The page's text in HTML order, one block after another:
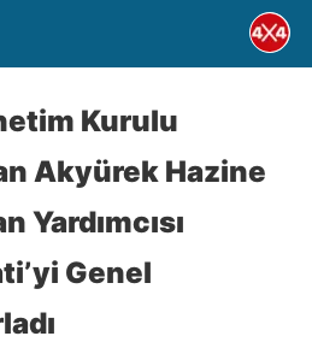
Kurulu
Akyürek Hazine
Yardımcısı
Genel